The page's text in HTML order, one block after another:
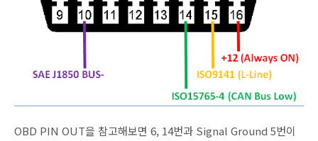
OBD PIN OUT을 참고해보면 6, 14번과 Signal Ground 5번이